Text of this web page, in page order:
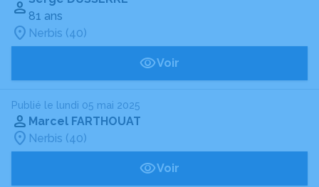
81 ans
Nerbis (40)
Voir
Publié le lundi 05 mai 2025
Marcel FARTHOUAT
Nerbis (40)
Voir